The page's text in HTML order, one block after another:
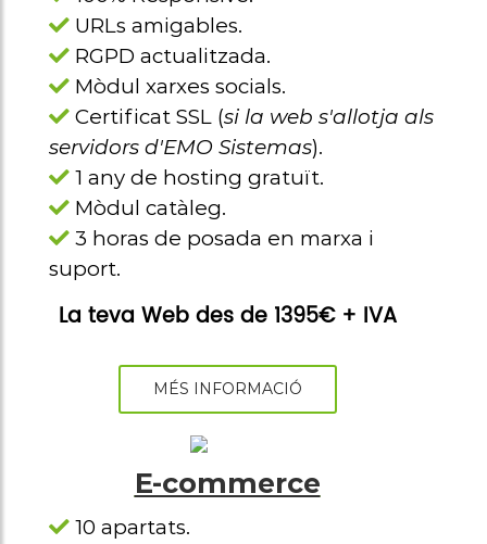
URLs amigables.
RGPD actualitzada.
Mòdul xarxes socials.
Certificat SSL (si la web s'allotja als
servidors d'EMO Sistemas).
1 any de hosting gratuït.
Mòdul catàleg.
3 horas de posada en marxa i
suport.
La teva Web des de 1395€ + IVA
MÉS INFORMACIÓ
E-commerce
10 apartats.